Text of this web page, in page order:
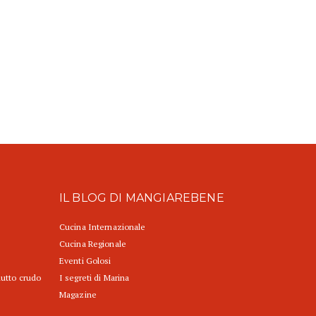
crudo
IL BLOG DI MANGIAREBENE
Cucina Internazionale
Cucina Regionale
Eventi Golosi
I segreti di Marina
Magazine